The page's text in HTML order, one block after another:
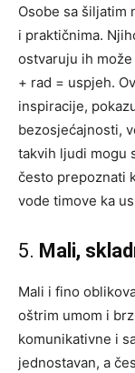
Osobe sa šiljatim
i praktičnima.
ostvaruju ih
+ rad = uspjeh.
inspiracije,
bezosjećajnosti,
takvih ljudi mogu
često prepoznati
vode timove ka
5. Mali,
Mali i fino
oštrim umom i
komunikativne i
jednostavan, a